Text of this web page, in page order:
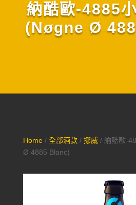
納酷歐-4885
(Nøgne Ø
Home/ 全部酒款/ 挪威/ 納酷歐-
Ø 4885 Blanc)